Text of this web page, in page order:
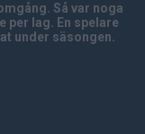
Så var noga
per lag. En spelare
under säsongen.